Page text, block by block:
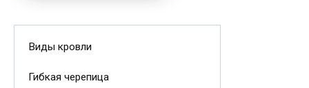
Виды кровли
Гибкая черепица